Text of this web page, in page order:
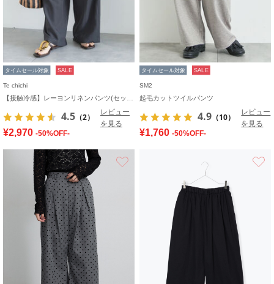
タイムセール対象 SALE
Te chichi
4.5 （2）
レビュー
を見る
¥2,970 -50%OFF-
タイムセール対象 SALE
SM2
起毛カットツイルパンツ
4.9 （10）
レビュー
を見る
¥1,760 -50%OFF-